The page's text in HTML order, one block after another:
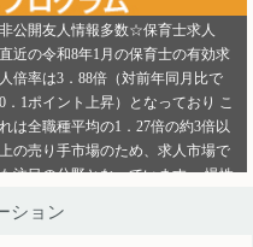
ちら」からご連絡ください。
非公開友人情報多数☆保育士求人
直近の令和8年1月の保育士の有効求
人倍率は3．88倍（対前年同月比で
0．1ポイント上昇）となっており こ
れは全職種平均の1．27倍の約3倍以
上の売り手市場のため、求人市場で
も注目の分野となっています。 慢性
採用というスタイルの保育園も増え
ション